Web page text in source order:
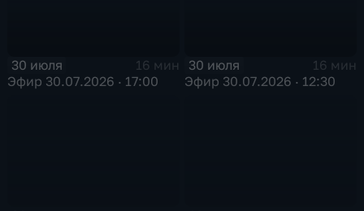
30 июля
16 мин
Эфир 30.07.2026 · 17:00
30 июля
16 мин
Эфир 30.07.2026 · 12:30